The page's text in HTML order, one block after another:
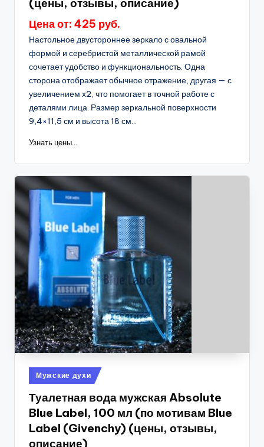
(цены, отзывы, описание)
Цена от: 425 руб.
Настольное двустороннее зеркало с овальной
формой и серебристой металлической рамой
сочетает удобство и функциональность. Одна
сторона отображает обычное отражение, другая — с
увеличением х2, что помогает в точной работе с
деталями лица. Размер зеркальной поверхности
9,4×11,5 см и высота 18 см...
Узнать цены...
Опубликовано
в
Мужские духи
Туалетная вода мужская Absolute
Blue Label, 100 мл (по мотивам Blue
Label (Givenchy) (цены, отзывы,
описание)